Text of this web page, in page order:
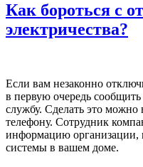
Как бороться с
электричества?
Если вам незаконно
в первую очередь
службу. Сделать это
телефону. Сотрудник
информацию организации,
системы в вашем доме.